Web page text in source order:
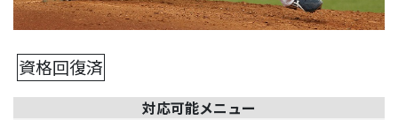
資格回復済
対応可能メニュー